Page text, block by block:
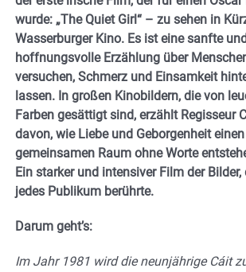
wurde: „The Quiet Girl“ – zu sehen in
Wasserburger Kino. Es ist eine sanfte
hoffnungsvolle Erzählung über
versuchen, Schmerz und Einsamkeit
lassen. In großen Kinobildern, die von
Farben gesättigt sind, erzählt Regisseur
davon, wie Liebe und Geborgenheit einen
gemeinsamen Raum ohne Worte
Ein starker und intensiver Film der
jedes Publikum berührte.
Darum geht’s:
Im Jahr 1981 wird die neunjährige Cáit